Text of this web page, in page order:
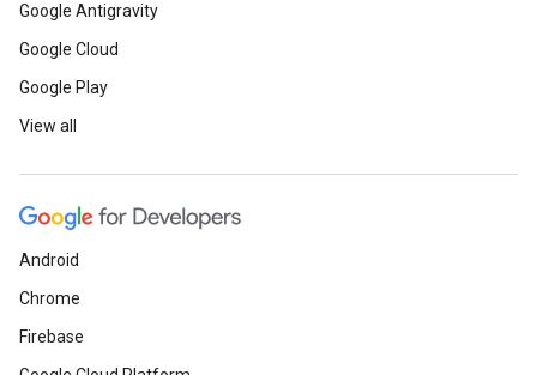
Google Antigravity
Google Cloud
Google Play
View all
Android
Chrome
Firebase